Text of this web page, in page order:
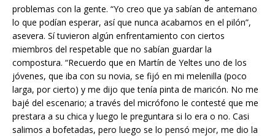
problemas con la gente. “Yo creo que ya sabían de antemano
lo que podían esperar, así que nunca acabamos en el pilón”,
asevera. Sí tuvieron algún enfrentamiento con ciertos
miembros del respetable que no sabían guardar la
compostura. “Recuerdo que en Martín de Yeltes uno de los
jóvenes, que iba con su novia, se fijó en mi melenilla (poco
larga, por cierto) y me dijo que tenía pinta de maricón. No me
bajé del escenario; a través del micrófono le contesté que me
prestara a su chica y luego le preguntara si lo era o no. Casi
salimos a bofetadas, pero luego se lo pensó mejor, me dio la